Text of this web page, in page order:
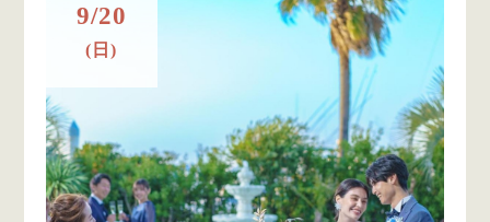
9/20
(日)